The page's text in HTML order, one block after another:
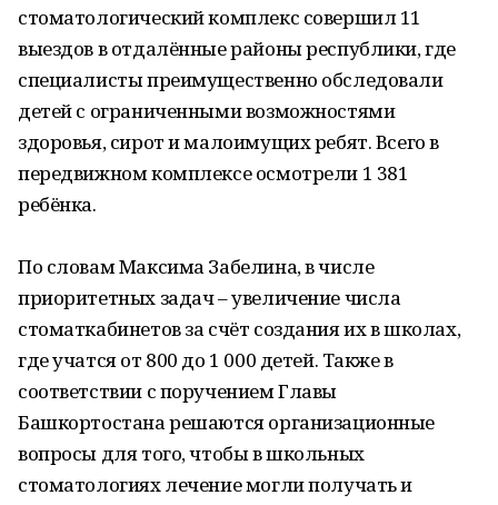
стоматологический комплекс совершил 11
выездов в отдалённые районы республики, где
специалисты преимущественно обследовали
детей с ограниченными возможностями
здоровья, сирот и малоимущих ребят. Всего в
передвижном комплексе осмотрели 1 381
ребёнка.
По словам Максима Забелина, в числе
приоритетных задач – увеличение числа
стоматкабинетов за счёт создания их в школах,
где учатся от 800 до 1 000 детей. Также в
соответствии с поручением Главы
Башкортостана решаются организационные
вопросы для того, чтобы в школьных
стоматологиях лечение могли получать и